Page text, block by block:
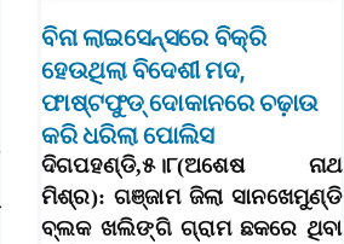
ବିନା ଲାଇସେନ୍ସରେ ବିକ୍ରି
ହେଉଥିଲା ବିଦେଶୀ ମଦ,
ଫାଷ୍ଟଫୁଡ୍ ଦୋକାନରେ ଚଢ଼ାଉ
କରି ଧରିଲା ପୋଲିସ
ଦିଗପହଣ୍ଡି,୫।୮(ଅଶେଷ ନାଥ
ମିଶ୍ର): ଗଞ୍ଜାମ ଜିଲା ସାନଖେମୁଣ୍ଡି
ବ୍ଲକ ଖଲିଙ୍ଗି ଗ୍ରାମ ଛକରେ ଥିବା